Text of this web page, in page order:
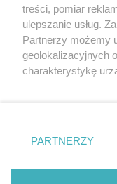
Nie zapomnij
zapoznać się z:
polityką
Twojemiasto
Piekary Śląskie
Chorzów
Tarnowskie Góry
Gliwice
treści, pomiar
ulepszanie usług.
Partnerzy możemy
geolokalizacyjnych
charakterystykę
zmienić/wycofać
znajdujący się w
rodzaje
użytkownika, ale
PARTNERZY